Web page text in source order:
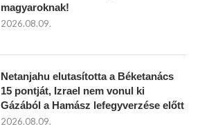
magyaroknak!
2026.08.09.
Netanjahu elutasította a Béketanács
15 pontját, Izrael nem vonul ki
Gázából a Hamász lefegyverzése előtt
2026.08.09.